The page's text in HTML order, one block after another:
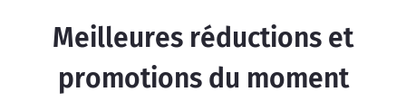
Meilleures réductions et
promotions du moment